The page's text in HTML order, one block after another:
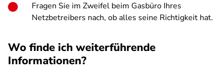
Fragen Sie im Zweifel beim Gasbüro Ihres
Netzbetreibers nach, ob alles seine Richtigkeit hat.
Wo finde ich weiterführende
Informationen?